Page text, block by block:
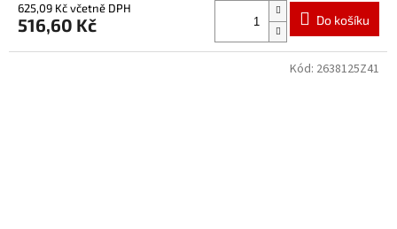
produktu
je
625,09 Kč včetně DPH
516,60 Kč Do košíku
Kód: 2638125Z41